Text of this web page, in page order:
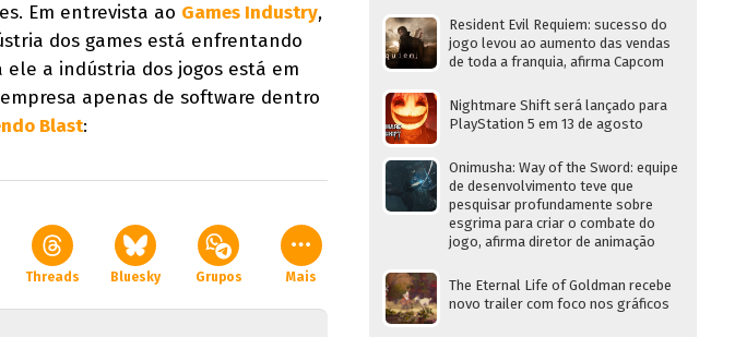
Em entrevista ao Games Industry,
dos games está enfrentando
a indústria dos jogos está em
apenas de software dentro
Blast:
Threads Bluesky Grupos Mais
Resident Evil Requiem: sucesso do
jogo levou ao aumento das vendas
de toda a franquia, afirma Capcom
Nightmare Shift será lançado para
PlayStation 5 em 13 de agosto
Onimusha: Way of the Sword: equipe
de desenvolvimento teve que
pesquisar profundamente sobre
esgrima para criar o combate do
jogo, afirma diretor de animação
The Eternal Life of Goldman recebe
novo trailer com foco nos gráficos